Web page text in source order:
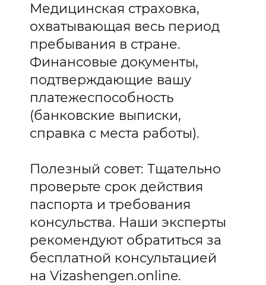
Медицинская страховка,
охватывающая весь период
пребывания в стране.
Финансовые документы,
подтверждающие вашу
платежеспособность
(банковские выписки,
справка с места работы).
Полезный совет: Тщательно
проверьте срок действия
паспорта и требования
консульства. Наши эксперты
рекомендуют обратиться за
бесплатной консультацией
на Vizashengen.online.